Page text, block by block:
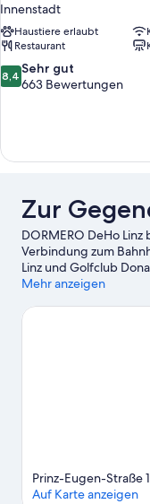
Innenstadt
Haustiere erlaubt
Restaurant
8.4
von
663
Bewertungen
8,4 Sehr gut
663 Bewertungen
Zur
DORMERO DeHo
Verbindung zum
Linz und Golfclub
etwas unternehmen
Garten Linz und Zoo
Mehr anzeigen
Prinz-Eugen-Straße
Auf Karte anzeigen